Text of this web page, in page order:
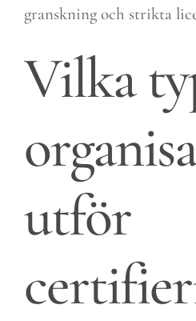
granskning och strikta
Vilka
utför